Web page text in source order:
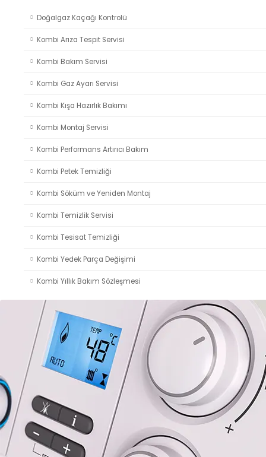
Doğalgaz Kaçağı Kontrolü
Kombi Arıza Tespit Servisi
Kombi Bakım Servisi
Kombi Gaz Ayarı Servisi
Kombi Kışa Hazırlık Bakımı
Kombi Montaj Servisi
Kombi Performans Artırıcı Bakım
Kombi Petek Temizliği
Kombi Söküm ve Yeniden Montaj
Kombi Temizlik Servisi
Kombi Tesisat Temizliği
Kombi Yedek Parça Değişimi
Kombi Yıllık Bakım Sözleşmesi